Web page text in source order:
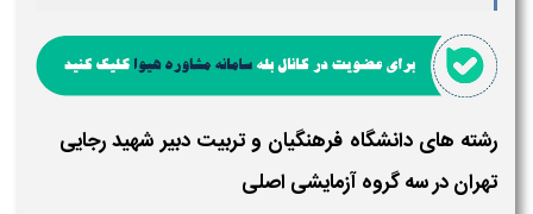
رشته‌ های دانشگاه فرهنگیان و تربیت دبیر شهید رجایی
تهران در سه گروه آزمایشی اصلی